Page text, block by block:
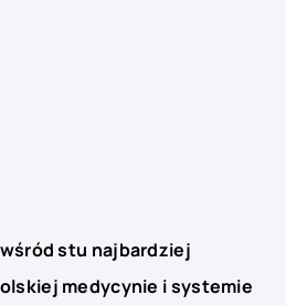
wśród stu najbardziej
medycynie i systemie